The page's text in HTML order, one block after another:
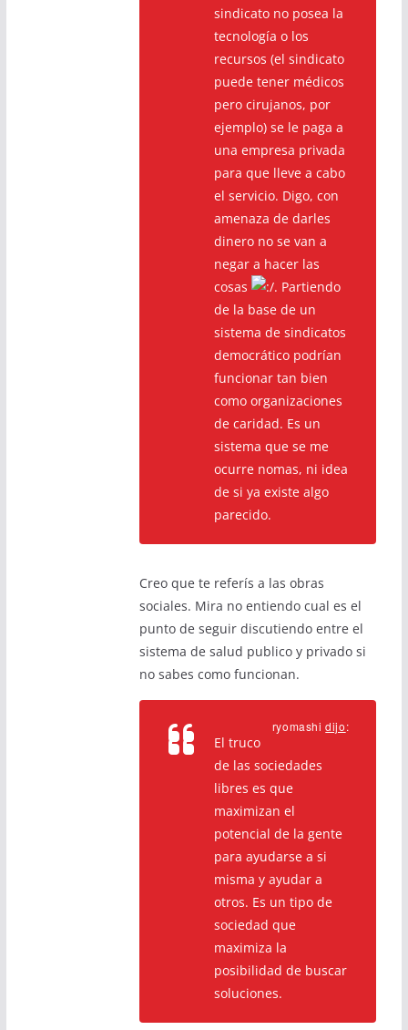
sindicato no posea la
tecnología o los
recursos (el sindicato
puede tener médicos
pero cirujanos, por
ejemplo) se le paga a
una empresa privada
para que lleve a cabo
el servicio. Digo, con
amenaza de darles
dinero no se van a
negar a hacer las
cosas
. Partiendo
de la base de un
sistema de sindicatos
democrático podrían
funcionar tan bien
como organizaciones
de caridad. Es un
sistema que se me
ocurre nomas, ni idea
de si ya existe algo
parecido.
Creo que te referís a las obras
sociales. Mira no entiendo cual es el
punto de seguir discutiendo entre el
sistema de salud publico y privado si
no sabes como funcionan.
ryomashidijo:
El truco
de las sociedades
libres es que
maximizan el
potencial de la gente
para ayudarse a si
misma y ayudar a
otros. Es un tipo de
sociedad que
maximiza la
posibilidad de buscar
soluciones.